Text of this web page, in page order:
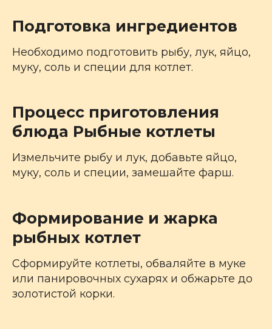
Подготовка ингредиентов
Необходимо подготовить рыбу, лук, яйцо,
муку, соль и специи для котлет.
Процесс приготовления
блюда Рыбные котлеты
Измельчите рыбу и лук, добавьте яйцо,
муку, соль и специи, замешайте фарш.
Формирование и жарка
рыбных котлет
Сформируйте котлеты, обваляйте в муке
или панировочных сухарях и обжарьте до
золотистой корки.